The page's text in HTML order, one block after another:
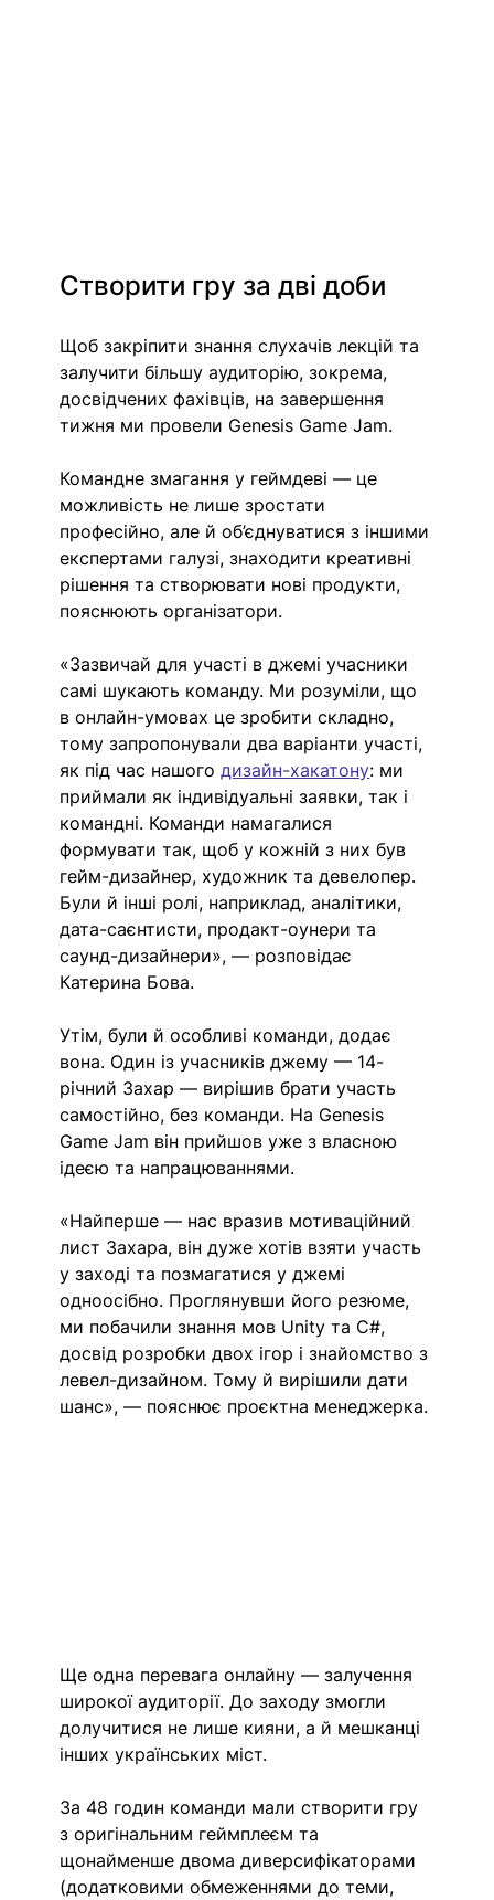
Створити гру за дві доби
Щоб закріпити знання слухачів лекцій та
залучити більшу аудиторію, зокрема,
досвідчених фахівців, на завершення
тижня ми провели Genesis Game Jam.
Командне змагання у геймдеві — це
можливість не лише зростати
професійно, але й об’єднуватися з іншими
експертами галузі, знаходити креативні
рішення та створювати нові продукти,
пояснюють організатори.
«Зазвичай для участі в джемі учасники
самі шукають команду. Ми розуміли, що
в онлайн-умовах це зробити складно,
тому запропонували два варіанти участі,
як під час нашого дизайн-хакатону: ми
приймали як індивідуальні заявки, так і
командні. Команди намагалися
формувати так, щоб у кожній з них був
гейм-дизайнер, художник та девелопер.
Були й інші ролі, наприклад, аналітики,
дата-саєнтисти, продакт-оунери та
саунд-дизайнери», — розповідає
Катерина Бова.
Утім, були й особливі команди, додає
вона. Один із учасників джему — 14-
річний Захар — вирішив брати участь
самостійно, без команди. На Genesis
Game Jam він прийшов уже з власною
ідеєю та напрацюваннями.
«Найперше — нас вразив мотиваційний
лист Захара, він дуже хотів взяти участь
у заході та позмагатися у джемі
одноосібно. Проглянувши його резюме,
ми побачили знання мов Unity та C#,
досвід розробки двох ігор і знайомство з
левел-дизайном. Тому й вирішили дати
шанс», — пояснює проєктна менеджерка.
Ще одна перевага онлайну — залучення
широкої аудиторії. До заходу змогли
долучитися не лише кияни, а й мешканці
інших українських міст.
За 48 годин команди мали створити гру
з оригінальним геймплеєм та
щонайменше двома диверсифікаторами
(додатковими обмеженнями до теми,